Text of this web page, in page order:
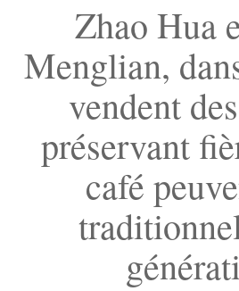
Zhao Hua
Menglian,
vendent
préservant
café